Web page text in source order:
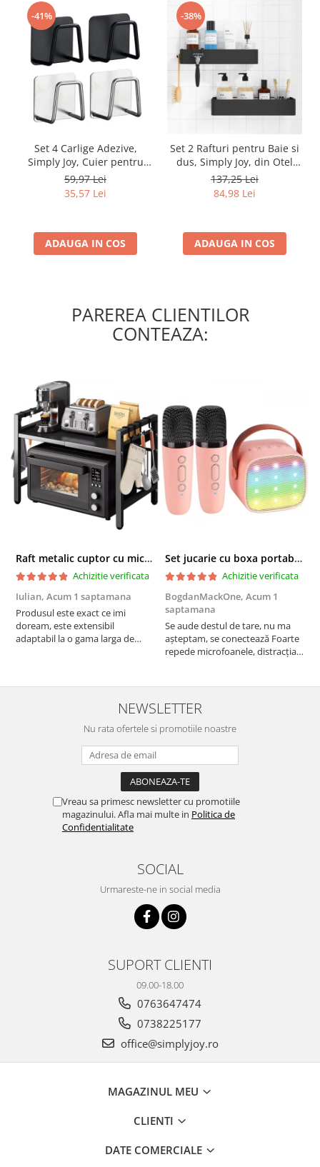
-41%
Set 4 Carlige Adezive,
Simply Joy, Cuier pentru
Prosoape din Otel
Inoxidabil, Montare Usoara
fara Gaurire, Rezistent la
Baie, Bucatarie, Usa
59,97 Lei
35,57 Lei
ADAUGA IN COS
-38%
Set 2 Rafturi pentru Baie si
dus, Simply Joy, din Otel
Inoxidabil, cu Montarea
Usoara si fara Gaurire, 32 X
12 x 6 cm, Negru
137,25 Lei
84,98 Lei
ADAUGA IN COS
PAREREA CLIENTILOR
CONTEAZA:
Raft metalic cuptor cu microunde, Simply Joy, 6 Carlige, Ajustabil, Raft Organizator extensibil, pentru bucatarie, casa, balcon, Etajera ajustabila cu 2 Niveluri, Anti Alunecare, Negru
Achizitie verificata
Iulian, Acum 1 saptamana
Produsul este exact ce imi
doream, este extensibil
adaptabil la o gama larga de
spatios, practic. Sunt multumit.
Set jucarie cu boxa portabila si 2 microfoane, Wireless, Bluetooth, Simply Joy, Karaoke, Copii si Adulti, Lumini LED RGB Dinamice, Roz
Achizitie verificata
BogdanMackOne, Acum 1
saptamana
Se aude destul de tare, nu ma
așteptam, se conectează Foarte
repede microfoanele, distracția
testul rezistenta!! Merita
NEWSLETTER
Nu rata ofertele si promotiile noastre
Vreau sa primesc newsletter cu promotiile
magazinului. Afla mai multe in Politica de
Confidentialitate
SOCIAL
Urmareste-ne in social media
SUPORT CLIENTI
09.00-18.00
0763647474
0738225177
office@simplyjoy.ro
MAGAZINUL MEU
CLIENTI
DATE COMERCIALE